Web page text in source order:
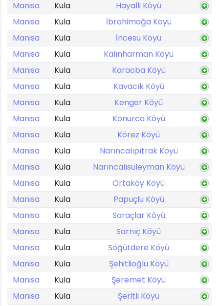
Manisa
Kula
Hayalli Köyü
Manisa
Kula
İbrahimağa Köyü
Manisa
Kula
İncesu Köyü
Manisa
Kula
Kalınharman Köyü
Manisa
Kula
Karaoba Köyü
Manisa
Kula
Kavacık Köyü
Manisa
Kula
Kenger Köyü
Manisa
Kula
Konurca Köyü
Manisa
Kula
Körez Köyü
Manisa
Kula
Narıncalıpıtrak Köyü
Manisa
Kula
Narıncalısüleyman Köyü
Manisa
Kula
Ortaköy Köyü
Manisa
Kula
Papuçlu Köyü
Manisa
Kula
Saraçlar Köyü
Manisa
Kula
Sarnıç Köyü
Manisa
Kula
Söğütdere Köyü
Manisa
Kula
Şehitlioğlu Köyü
Manisa
Kula
Şeremet Köyü
Manisa
Kula
Şeritli Köyü